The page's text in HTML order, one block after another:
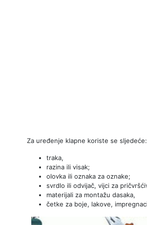
Za uređenje klapne koriste se sljedeće:
traka,
razina ili visak;
olovka ili oznaka za oznake;
svrdlo ili odvijač, vijci za
materijali za montažu dasaka,
četke za boje, lakove,